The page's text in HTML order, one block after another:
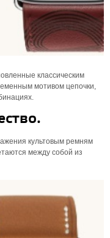
классическим
мотивом цепочки,
культовым ремням
между собой из